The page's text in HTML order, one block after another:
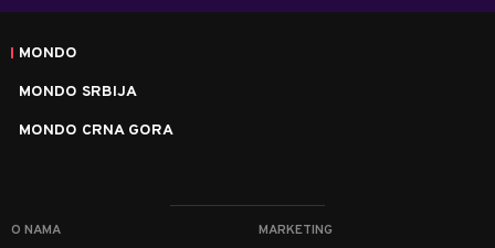
MONDO
MONDO SRBIJA
MONDO CRNA GORA
O NAMA MARKETING